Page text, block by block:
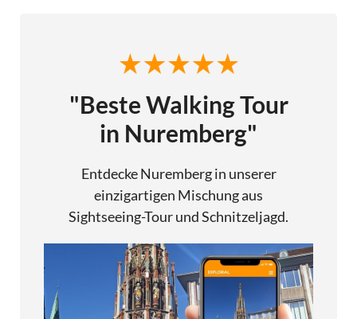
"Beste Walking Tour
in Nuremberg"
Entdecke Nuremberg in unserer
einzigartigen Mischung aus
Sightseeing-Tour und Schnitzeljagd.